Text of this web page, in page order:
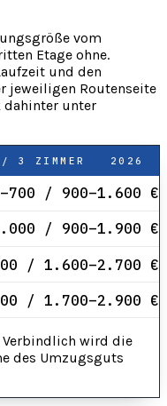
vom
Etage ohne.
und den
jeweiligen Routenseite
dahinter unter
/ 3 ZIMMER 2026
/ 900–1.600 €
/ 900–1.900 €
/ 1.600–2.700 €
/ 1.700–2.900 €
Verbindlich wird die
des Umzugsguts